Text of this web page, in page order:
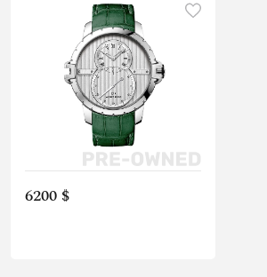
6200 $